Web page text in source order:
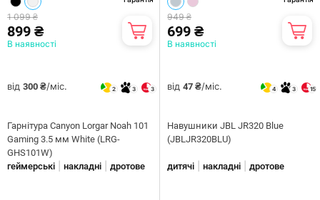
1 099 ₴
899 ₴
В наявності
від 300 ₴/міс. 2 3 3
Гарнітура Canyon Lorgar Noah 101
Gaming 3.5 мм White (LRG-
GHS101W)
геймерські
накладні дротове
949 ₴
699 ₴
В наявності
від 47 ₴/міс. 4 3 15
Навушники JBL JR320 Blue
(JBLJR320BLU)
дитячі накладні дротове